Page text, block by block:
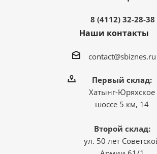
8 (4112) 32-28-38
Наши контакты
contact@sbiznes.ru
Первый склад:
Хатынг-Юряхское
шоссе 5 км, 14
Второй склад:
ул. 50 лет